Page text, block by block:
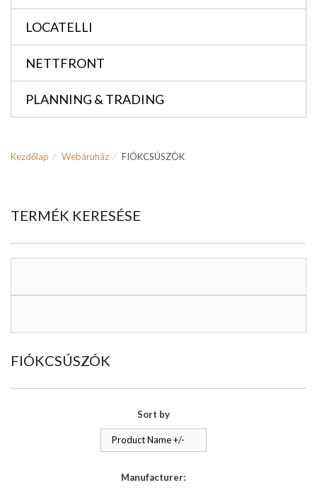
LOCATELLI
NETTFRONT
PLANNING & TRADING
Kezdőlap Webáruház FIÓKCSÚSZÓK
TERMÉK KERESÉSE
FIÓKCSÚSZÓK
Sort by
Product Name +/-
Manufacturer: